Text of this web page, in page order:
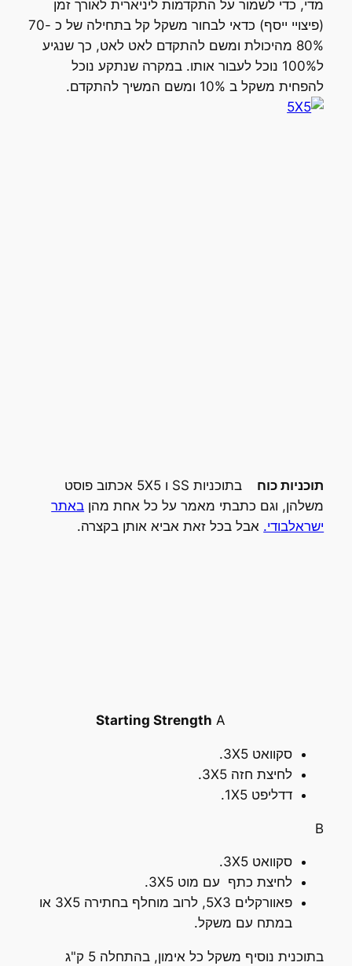
מדי, כדי לשמור על התקדמות ליניארית לאורך זמן
(פיצויי ייסף) כדאי לבחור משקל קל בתחילה של כ 70-
80% מהיכולת ומשם להתקדם לאט לאט, כך שנגיע
ל100% נוכל לעבור אותו. במקרה שנתקע נוכל
להפחית משקל ב 10% ומשם המשיך להתקדם.
תוכניות כוח
בתוכניות SS ו 5X5 אכתוב פוסט
משלהן, וגם כתבתי מאמר על כל אחת מהן באתר
ישראלבודי. אבל בכל זאת אביא אותן בקצרה.
Starting Strength A
סקוואט 3X5.
לחיצת חזה 3X5.
דדליפט 1X5.
B
סקוואט 3X5.
לחיצת כתף עם מוט 3X5.
פאוורקלים 5X3, לרוב מוחלף בחתירה 3X5 או
במתח עם משקל.
בתוכנית נוסיף משקל כל אימון, בהתחלה 5 ק"ג